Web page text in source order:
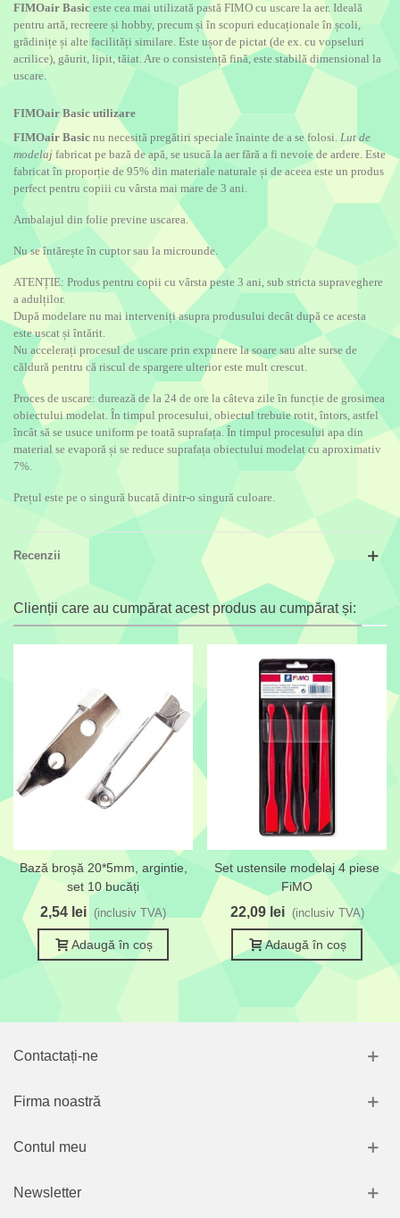
FIMOair Basic este cea mai utilizată pastă FIMO cu uscare la aer. Ideală
pentru artă, recreere și hobby, precum și în scopuri educaționale în școli,
grădinițe și alte facilități similare. Este ușor de pictat (de ex. cu vopseluri
acrilice), găurit, lipit, tăiat. Are o consistență fină, este stabilă dimensional la
uscare.
FIMOair Basic utilizare
FIMOair Basic nu necesită pregătiri speciale înainte de a se folosi. Lut de
modelaj fabricat pe bază de apă, se usucă la aer fără a fi nevoie de ardere. Este
fabricat în proporție de 95% din materiale naturale și de aceea este un produs
perfect pentru copiii cu vârsta mai mare de 3 ani.
Ambalajul din folie previne uscarea.
Nu se întărește în cuptor sau la microunde.
ATENȚIE: Produs pentru copii cu vârsta peste 3 ani, sub stricta supraveghere
a adulților.
După modelare nu mai interveniți asupra produsului decât după ce acesta
este uscat și întărit.
Nu accelerați procesul de uscare prin expunere la soare sau alte surse de
căldură pentru că riscul de spargere ulterior este mult crescut.
Proces de uscare: durează de la 24 de ore la câteva zile în funcție de grosimea
obiectului modelat. În timpul procesului, obiectul trebuie rotit, întors, astfel
încât să se usuce uniform pe toată suprafața. În timpul procesului apa din
material se evaporă și se reduce suprafața obiectului modelat cu aproximativ
7%.
Prețul este pe o singură bucată dintr-o singură culoare.
Recenzii
Clienții care au cumpărat acest produs au cumpărat și:
Bază broșă 20*5mm, argintie,
set 10 bucăți
2,54 lei (inclusiv TVA)
Adaugă în coș
Set ustensile modelaj 4 piese
FiMO
22,09 lei (inclusiv TVA)
Adaugă în coș
Contactați-ne
Firma noastră
Contul meu
Newsletter